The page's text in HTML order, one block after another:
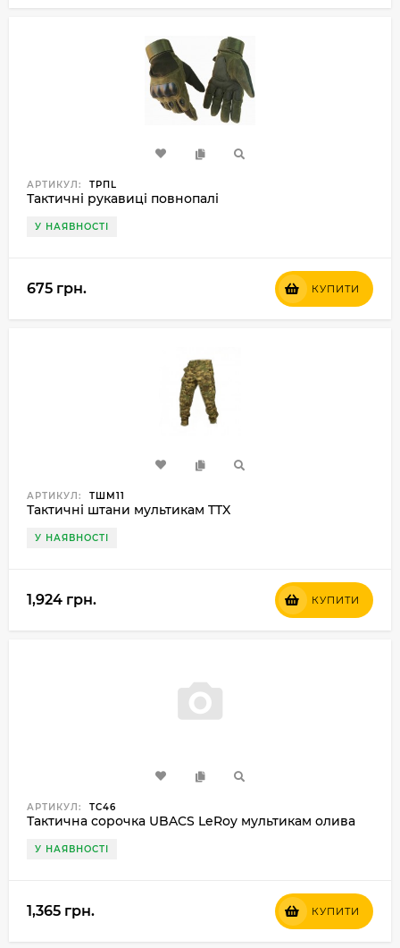
АРТИКУЛ: ТРПL
Тактичні рукавиці повнопалі
У НАЯВНОСТІ
675 грн. КУПИТИ
АРТИКУЛ: ТШМ11
Тактичні штани мультикам TTX
У НАЯВНОСТІ
1,924 грн. КУПИТИ
АРТИКУЛ: ТС46
Тактична сорочка UBACS LeRoy мультикам олива
У НАЯВНОСТІ
1,365 грн. КУПИТИ